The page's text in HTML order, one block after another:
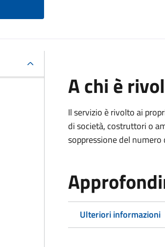
A chi è
Il servizio è rivolto ai
di società, costruttori o
soppressione del numero
Ulteriori informazioni